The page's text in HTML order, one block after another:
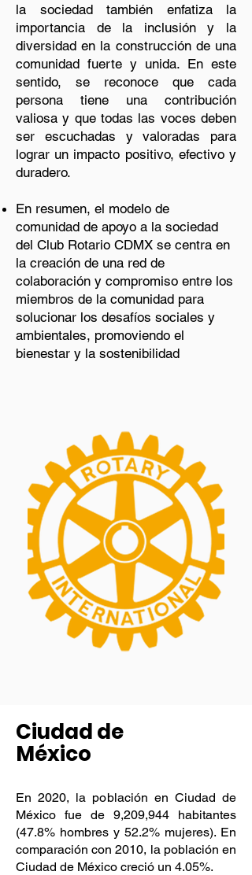
la sociedad también enfatiza la
importancia de la inclusión y la
diversidad en la construcción de una
comunidad fuerte y unida. En este
sentido, se reconoce que cada
persona tiene una contribución
valiosa y que todas las voces deben
ser escuchadas y valoradas para
lograr un impacto positivo, efectivo y
duradero.
En resumen, el modelo de
comunidad de apoyo a la sociedad
del Club Rotario CDMX se centra en
la creación de una red de
colaboración y compromiso entre los
miembros de la comunidad para
solucionar los desafíos sociales y
ambientales, promoviendo el
bienestar y la sostenibilidad
Ciudad de
México
En 2020, la población en Ciudad de
México fue de 9,209,944 habitantes
(47.8% hombres y 52.2% mujeres). En
comparación con 2010, la población en
Ciudad de México creció un 4.05%.